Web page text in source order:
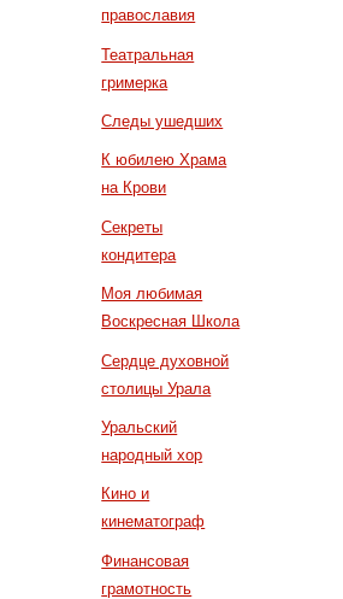
православия
Театральная
гримерка
Следы ушедших
К юбилею Храма
на Крови
Секреты
кондитера
Моя любимая
Воскресная Школа
Сердце духовной
столицы Урала
Уральский
народный хор
Кино и
кинематограф
Финансовая
грамотность